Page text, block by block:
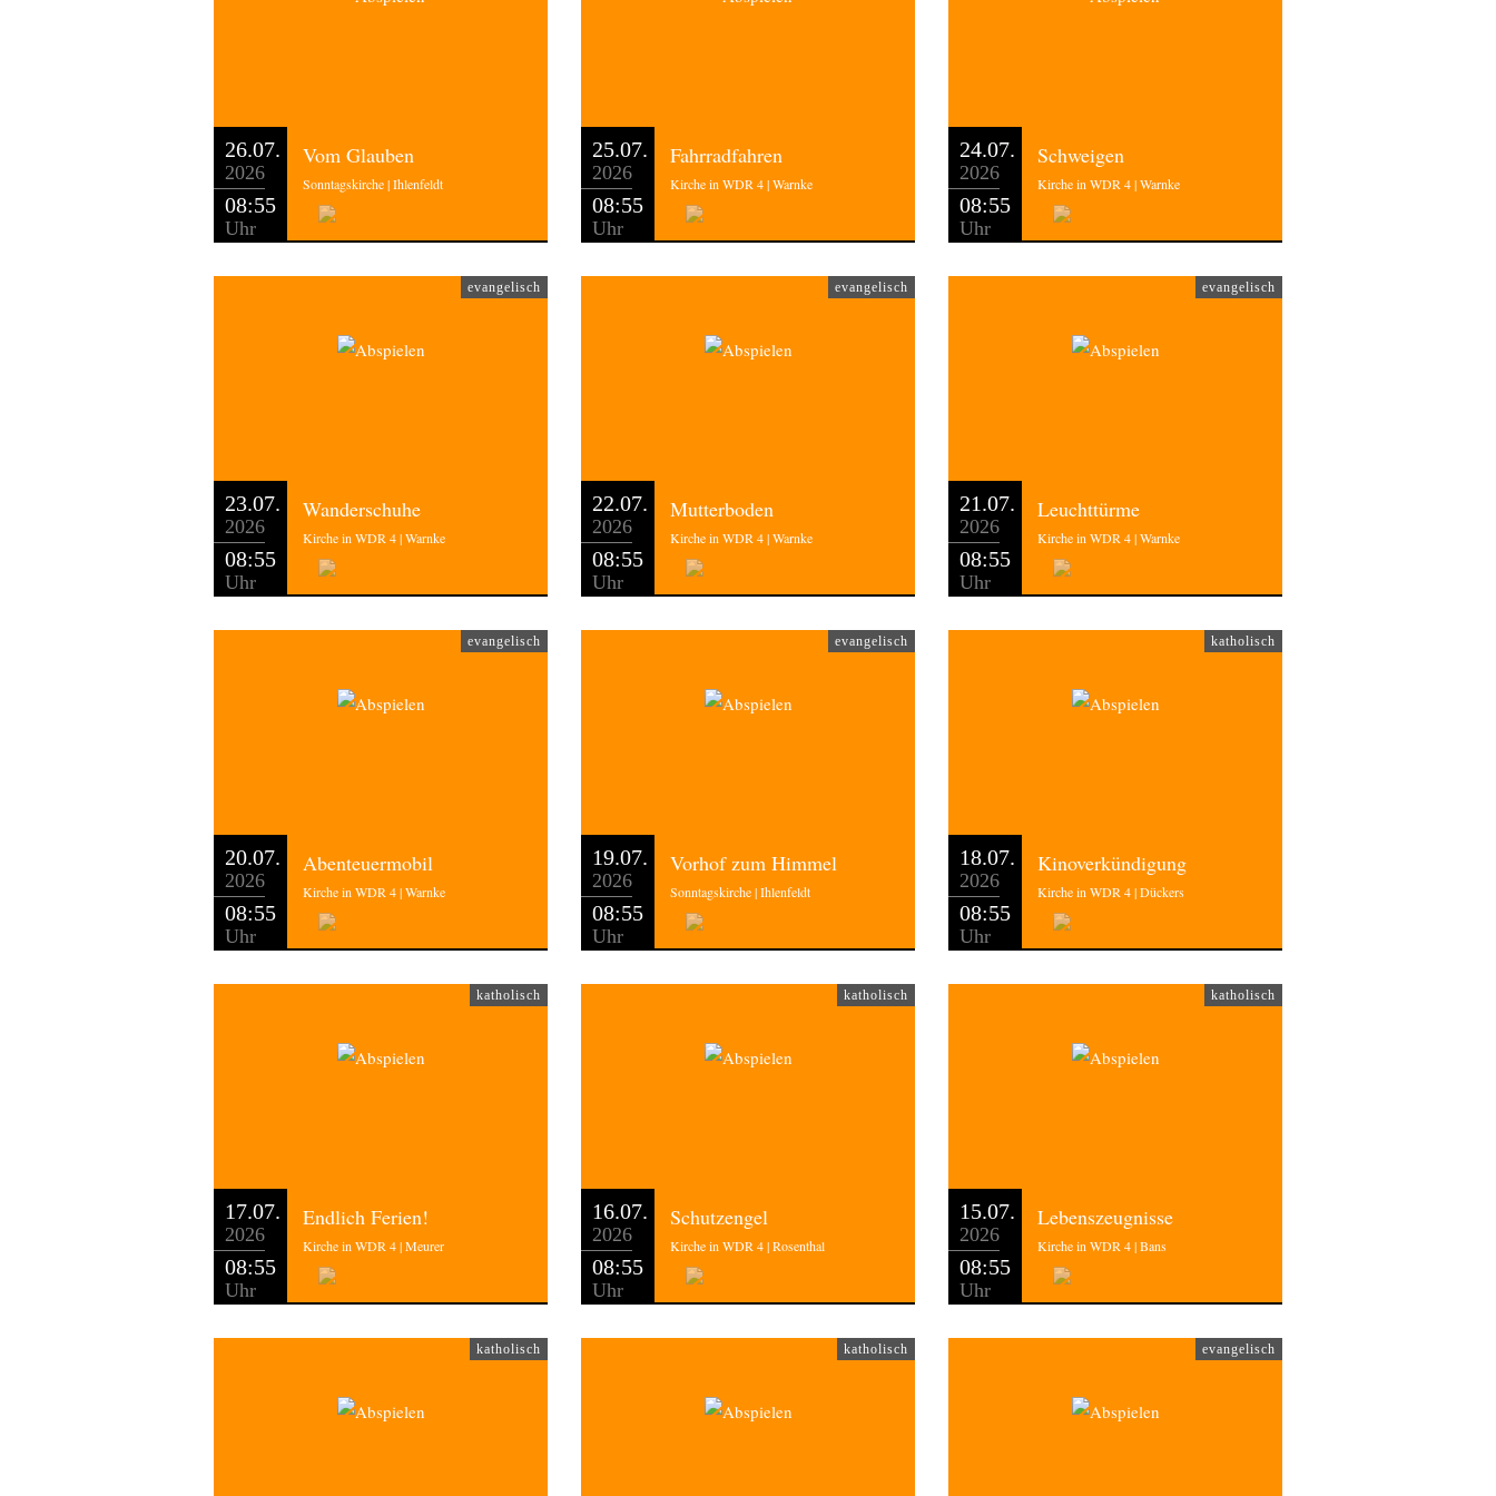
26.07.
2026
08:55
Uhr
Vom Glauben
Sonntagskirche | Ihlenfeldt
25.07.
2026
08:55
Uhr
Fahrradfahren
Kirche in WDR 4 | Warnke
24.07.
2026
08:55
Uhr
Schweigen
Kirche in WDR 4 | Warnke
evangelisch
23.07.
2026
08:55
Uhr
Wanderschuhe
Kirche in WDR 4 | Warnke
evangelisch
22.07.
2026
08:55
Uhr
Mutterboden
Kirche in WDR 4 | Warnke
evangelisch
21.07.
2026
08:55
Uhr
Leuchttürme
Kirche in WDR 4 | Warnke
evangelisch
20.07.
2026
08:55
Uhr
Abenteuermobil
Kirche in WDR 4 | Warnke
evangelisch
19.07.
2026
08:55
Uhr
Vorhof zum Himmel
Sonntagskirche | Ihlenfeldt
katholisch
18.07.
2026
08:55
Uhr
Kinoverkündigung
Kirche in WDR 4 | Dückers
katholisch
17.07.
2026
08:55
Uhr
Endlich Ferien!
Kirche in WDR 4 | Meurer
katholisch
16.07.
2026
08:55
Uhr
Schutzengel
Kirche in WDR 4 | Rosenthal
katholisch
15.07.
2026
08:55
Uhr
Lebenszeugnisse
Kirche in WDR 4 | Bans
katholisch katholisch evangelisch